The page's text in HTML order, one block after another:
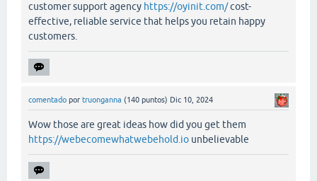
customer support agency https://oyinit.com/cost-
effective, reliable service that helps you retain happy
customers.
comentado por truonganna (140 puntos) Dic 10, 2024
Wow those are great ideas how did you get them
https://webecomewhatwebehold.io unbelievable